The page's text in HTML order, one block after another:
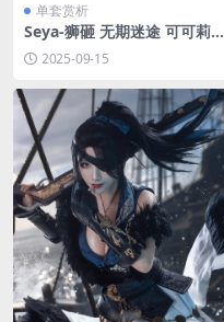
单套赏析
Seya-狮砸 无期迷途 可可莉克
[12P-141M]
2025-09-15